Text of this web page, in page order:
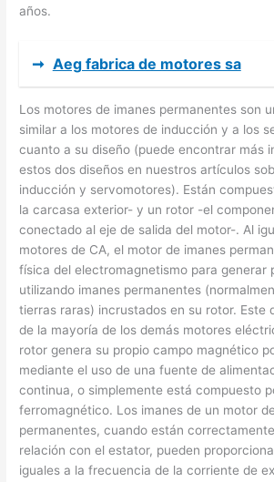
años.
➞ Aeg fabrica de motores sa
Los motores de imanes permanentes son
similar a los motores de inducción y a los
cuanto a su diseño (puede encontrar más
estos dos diseños en nuestros artículos
inducción y servomotores). Están
la carcasa exterior- y un rotor -el
conectado al eje de salida del motor-. Al
motores de CA, el motor de imanes
física del electromagnetismo para generar
utilizando imanes permanentes
tierras raras) incrustados en su rotor. Este
de la mayoría de los demás motores
rotor genera su propio campo magnético
mediante el uso de una fuente de
continua, o simplemente está compuesto
ferromagnético. Los imanes de un motor
permanentes, cuando están
relación con el estator, pueden
iguales a la frecuencia de la corriente de